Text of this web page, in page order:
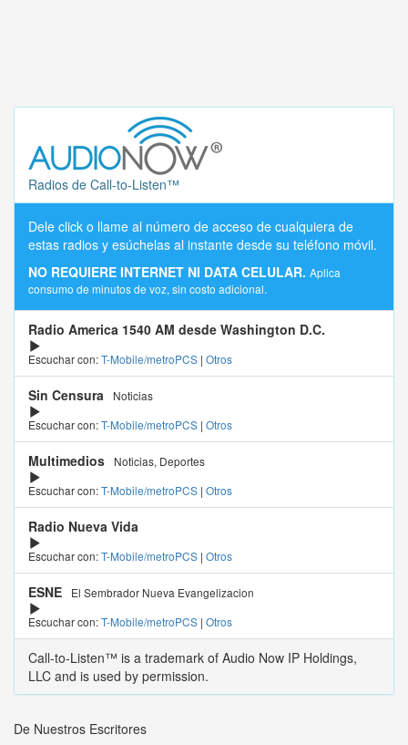
Radios de Call-to-Listen™
Dele click o llame al número de acceso de cualquiera de
estas radios y esúchelas al instante desde su teléfono móvil.
NO REQUIERE INTERNET NI DATA CELULAR. Aplica
consumo de minutos de voz, sin costo adicional.
Radio America 1540 AM desde Washington D.C.
Escuchar con:T-Mobile/metroPCS | Otros
Sin Censura
Noticias
Escuchar con:T-Mobile/metroPCS | Otros
Multimedios
Noticias, Deportes
Escuchar con:T-Mobile/metroPCS | Otros
Radio Nueva Vida
Escuchar con:T-Mobile/metroPCS | Otros
ESNE
El Sembrador Nueva Evangelizacion
Escuchar con:T-Mobile/metroPCS | Otros
Call-to-Listen™ is a trademark of Audio Now IP Holdings,
LLC and is used by permission.
De Nuestros Escritores